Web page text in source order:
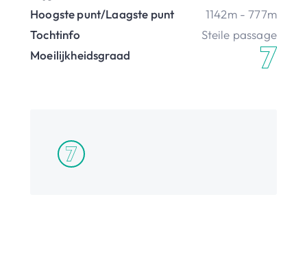
Hoogste punt/Laagste punt
1142m - 777m
Tochtinfo
Steile passage
Moeilijkheidsgraad